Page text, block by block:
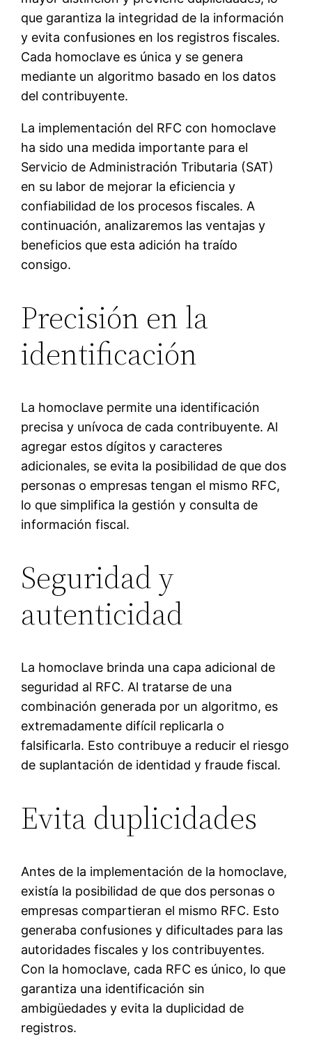
que garantiza la integridad de la información
y evita confusiones en los registros fiscales.
Cada homoclave es única y se genera
mediante un algoritmo basado en los datos
del contribuyente.
La implementación del RFC con homoclave
ha sido una medida importante para el
Servicio de Administración Tributaria (SAT)
en su labor de mejorar la eficiencia y
confiabilidad de los procesos fiscales. A
continuación, analizaremos las ventajas y
beneficios que esta adición ha traído
consigo.
Precisión en la
identificación
La homoclave permite una identificación
precisa y unívoca de cada contribuyente. Al
agregar estos dígitos y caracteres
adicionales, se evita la posibilidad de que dos
personas o empresas tengan el mismo RFC,
lo que simplifica la gestión y consulta de
información fiscal.
Seguridad y
autenticidad
La homoclave brinda una capa adicional de
seguridad al RFC. Al tratarse de una
combinación generada por un algoritmo, es
extremadamente difícil replicarla o
falsificarla. Esto contribuye a reducir el riesgo
de suplantación de identidad y fraude fiscal.
Evita duplicidades
Antes de la implementación de la homoclave,
existía la posibilidad de que dos personas o
empresas compartieran el mismo RFC. Esto
generaba confusiones y dificultades para las
autoridades fiscales y los contribuyentes.
Con la homoclave, cada RFC es único, lo que
garantiza una identificación sin
ambigüedades y evita la duplicidad de
registros.